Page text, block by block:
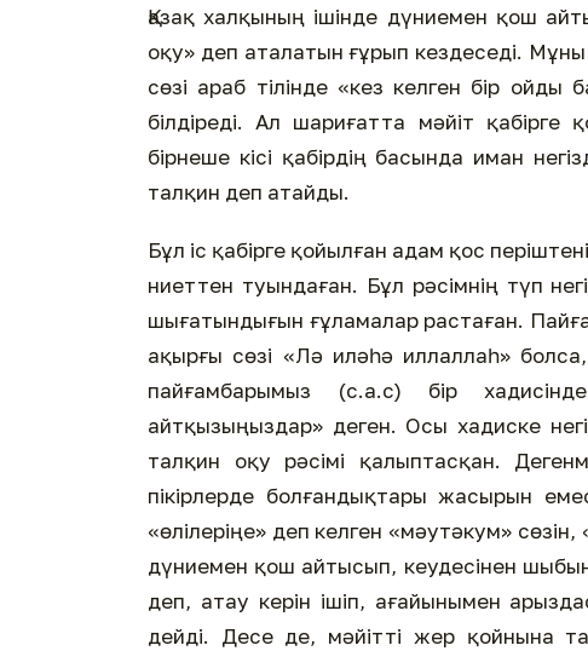
Қазақ халқының ішінде дүниемен қош
оқу» деп аталатын ғұрып кездеседі.
сөзі араб тілінде «кез келген бір
білдіреді. Ал шариғатта мәйіт
бірнеше кісі қабірдің басында иман
талқин деп атайды.
Бұл іс қабірге қойылған адам қос
ниеттен туындаған. Бұл рәсімнің түп
шығатындығын ғұламалар растаған.
ақырғы сөзі «Лә иләһә иллаллаһ»
пайғамбарымыз (с.а.с) бір
айтқызыңыздар» деген. Осы хадиске
талқин оқу рәсімі қалыптасқан.
пікірлерде болғандықтары жасырын
«өлілеріңе» деп келген «мәутәкум» сөзін,
дүниемен қош айтысып, кеудесінен
деп, атау керін ішіп, ағайынымен
дейді. Десе де, мәйітті жер қойнына